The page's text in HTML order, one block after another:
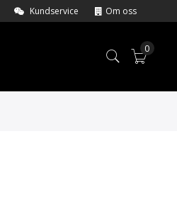
Kundservice Om oss
0